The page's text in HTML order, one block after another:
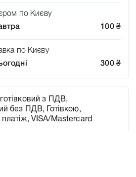
по Києву
100 ₴
по Києву
300 ₴
з ПДВ,
без ПДВ, Готівкою,
VISA/Mastercard